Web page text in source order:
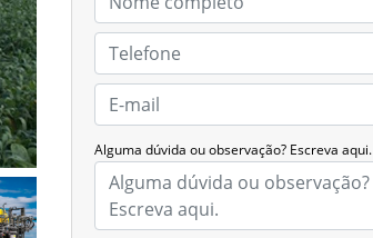
Alguma dúvida ou observação? Escreva aqui.